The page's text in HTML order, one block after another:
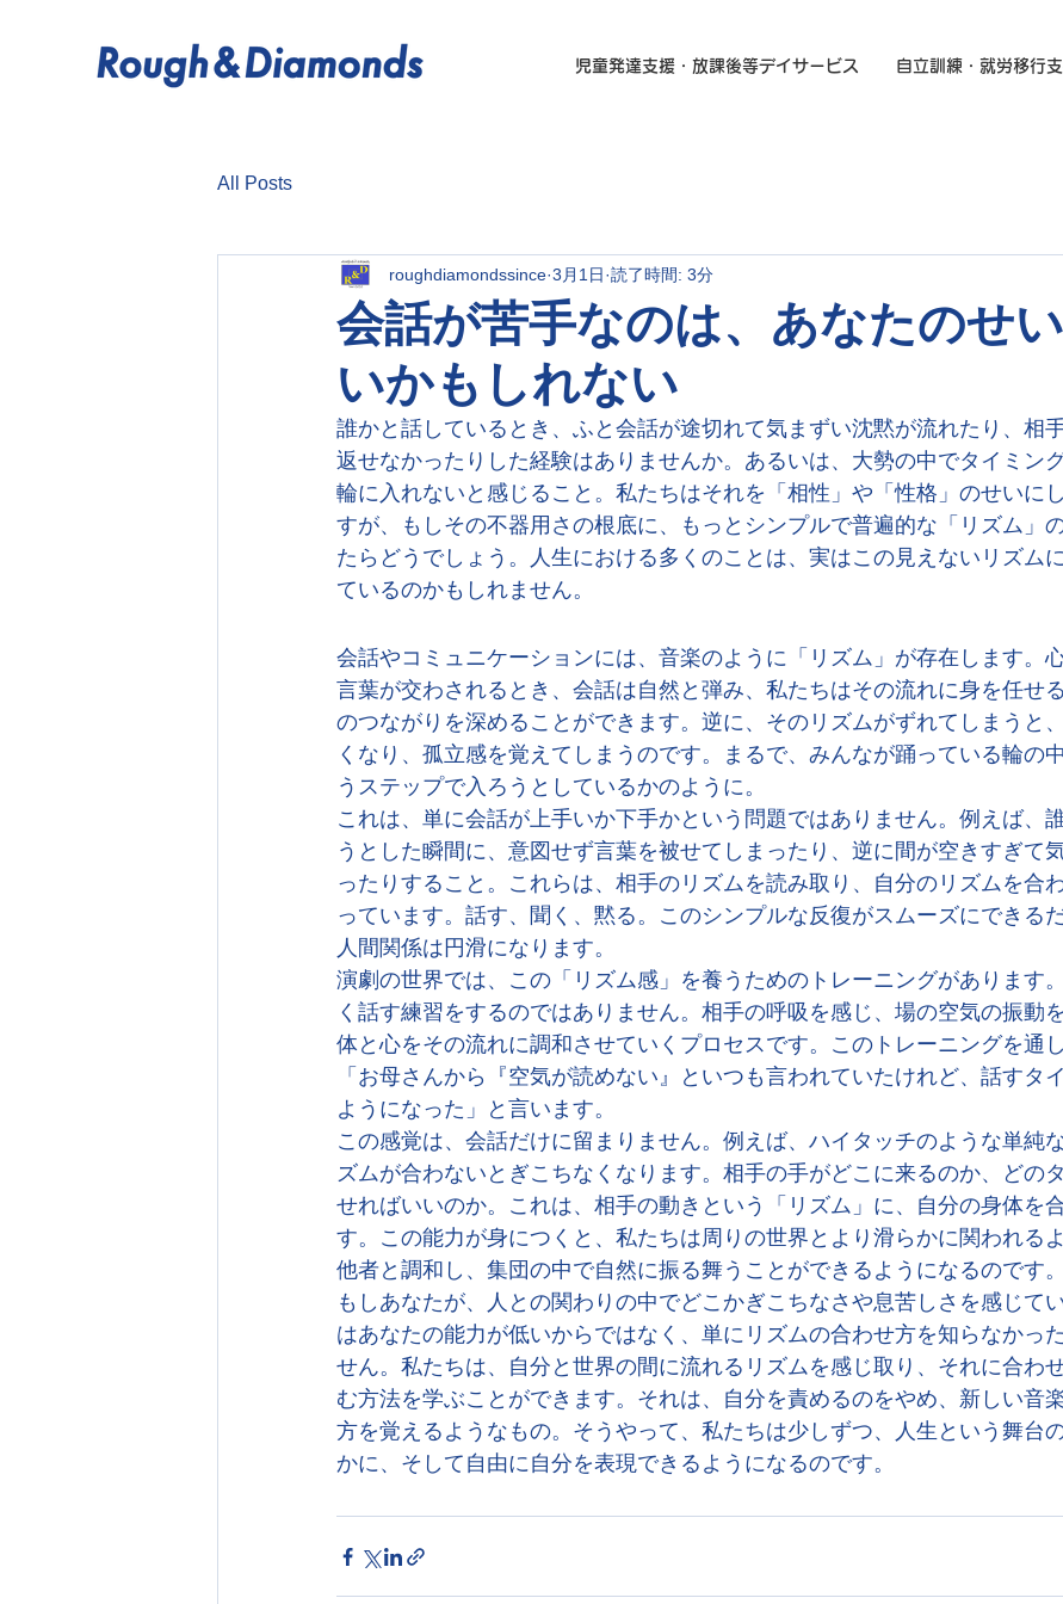
児童発達支援・放課後等デイサービス 自立訓練・就労移行
All Posts
会話が苦手なのは、あなたのせ
いかもしれない
roughdiamondssince 3月1日 読了時間: 3分
誰かと話しているとき、ふと会話が途切れて気まずい沈黙が流れたり、相
返せなかったりした経験はありませんか。あるいは、大勢の中でタイミン
輪に入れないと感じること。私たちはそれを「相性」や「性格」のせいに
すが、もしその不器用さの根底に、もっとシンプルで普遍的な「リズム」
たらどうでしょう。人生における多くのことは、実はこの見えないリズム
ているのかもしれません。
会話やコミュニケーションには、音楽のように「リズム」が存在します。
言葉が交わされるとき、会話は自然と弾み、私たちはその流れに身を任せ
のつながりを深めることができます。逆に、そのリズムがずれてしまうと
くなり、孤立感を覚えてしまうのです。まるで、みんなが踊っている輪の
うステップで入ろうとしているかのように。
これは、単に会話が上手いか下手かという問題ではありません。例えば、
うとした瞬間に、意図せず言葉を被せてしまったり、逆に間が空きすぎて
ったりすること。これらは、相手のリズムを読み取り、自分のリズムを合
っています。話す、聞く、黙る。このシンプルな反復がスムーズにできる
人間関係は円滑になります。
演劇の世界では、この「リズム感」を養うためのトレーニングがあります
く話す練習をするのではありません。相手の呼吸を感じ、場の空気の振動
体と心をその流れに調和させていくプロセスです。このトレーニングを通
「お母さんから『空気が読めない』といつも言われていたけれど、話すタ
ようになった」と言います。
この感覚は、会話だけに留まりません。例えば、ハイタッチのような単純
ズムが合わないとぎこちなくなります。相手の手がどこに来るのか、どの
せればいいのか。これは、相手の動きという「リズム」に、自分の身体を
す。この能力が身につくと、私たちは周りの世界とより滑らかに関われる
他者と調和し、集団の中で自然に振る舞うことができるようになるのです。
もしあなたが、人との関わりの中でどこかぎこちなさや息苦しさを感じて
はあなたの能力が低いからではなく、単にリズムの合わせ方を知らなかっ
せん。私たちは、自分と世界の間に流れるリズムを感じ取り、それに合わ
む方法を学ぶことができます。それは、自分を責めるのをやめ、新しい音
方を覚えるようなもの。そうやって、私たちは少しずつ、人生という舞台
かに、そして自由に自分を表現できるようになるのです。